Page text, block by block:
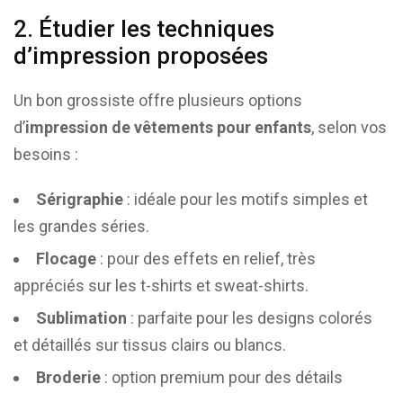
2. Étudier les techniques
d’impression proposées
Un bon grossiste offre plusieurs options
d’impression de vêtements pour enfants, selon vos
besoins :
Sérigraphie : idéale pour les motifs simples et
les grandes séries.
Flocage : pour des effets en relief, très
appréciés sur les t-shirts et sweat-shirts.
Sublimation : parfaite pour les designs colorés
et détaillés sur tissus clairs ou blancs.
Broderie : option premium pour des détails